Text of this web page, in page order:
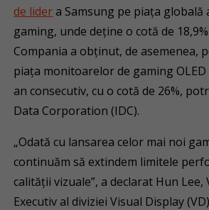
de lidera Samsung pe piața
gaming, unde deține o cotă de
Compania a obținut, de asemenea,
piața monitoarelor de gaming
an consecutiv, cu o cotă de 26%,
Data Corporation (IDC).
„Odată cu lansarea celor mai noi
continuăm să extindem limitele
calității vizuale”, a declarat Hun Lee,
Executiv al diviziei Visual Display